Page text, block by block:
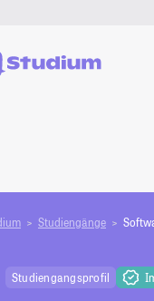
Studiengänge
Studiengangsprofil